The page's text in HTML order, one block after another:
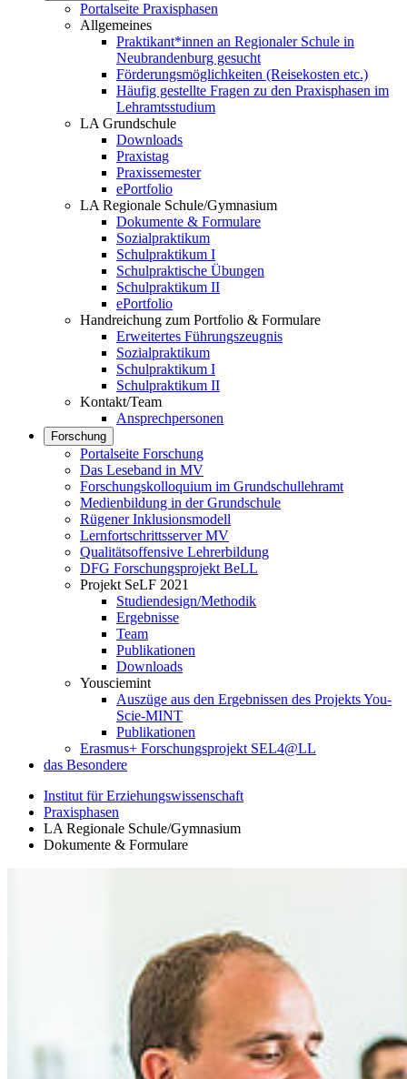
Portalseite Praxisphasen
Allgemeines
Praktikant*innen an Regionaler Schule in
Neubrandenburg gesucht
Förderungsmöglichkeiten (Reisekosten etc.)
Häufig gestellte Fragen zu den Praxisphasen im
Lehramtsstudium
LA Grundschule
Downloads
Praxistag
Praxissemester
ePortfolio
LA Regionale Schule/Gymnasium
Dokumente & Formulare
Sozialpraktikum
Schulpraktikum I
Schulpraktische Übungen
Schulpraktikum II
ePortfolio
Handreichung zum Portfolio & Formulare
Erweitertes Führungszeugnis
Sozialpraktikum
Schulpraktikum I
Schulpraktikum II
Kontakt/Team
Ansprechpersonen
Forschung
Portalseite Forschung
Das Leseband in MV
Forschungskolloquium im Grundschullehramt
Medienbildung in der Grundschule
Rügener Inklusionsmodell
Lernfortschrittsserver MV
Qualitätsoffensive Lehrerbildung
DFG Forschungsprojekt BeLL
Projekt SeLF 2021
Studiendesign/Methodik
Ergebnisse
Team
Publikationen
Downloads
Yousciemint
Auszüge aus den Ergebnissen des Projekts You-
Scie-MINT
Publikationen
Erasmus+ Forschungsprojekt SEL4@LL
das Besondere
Institut für Erziehungswissenschaft
Praxisphasen
LA Regionale Schule/Gymnasium
Dokumente & Formulare